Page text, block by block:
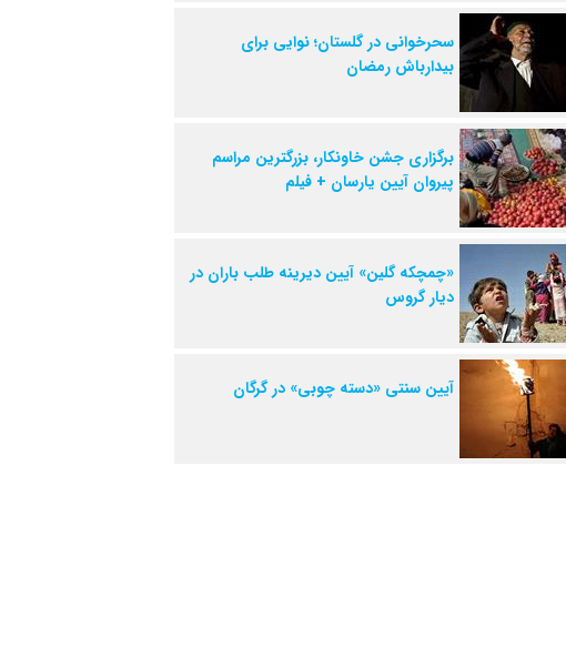
سحرخوانی در گلستان؛ نوایی برای
بیدارباش رمضان
برگزاری جشن خاونکار، بزرگترین مراسم
پیروان آیین یارسان + فیلم
«چمچکه گلین» آیین دیرینه طلب باران در
دیار گروس
آیین سنتی «دسته چوبی» در گرگان